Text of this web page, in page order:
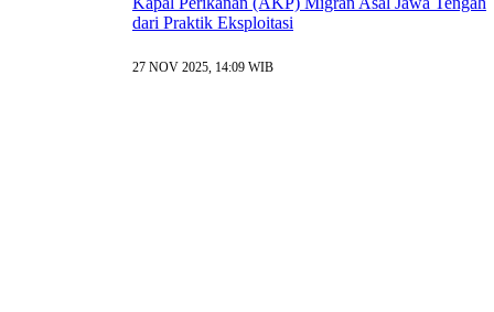
dari Praktik Eksploitasi
27 NOV 2025, 14:09 WIB